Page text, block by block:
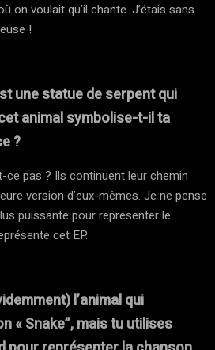
on voulait qu’il chante. J’étais sans
!
une statue de serpent qui
animal symbolise-t-il ta
?
ce pas ? Ils continuent leur chemin
version d’eux-mêmes. Je ne pense
puissante pour représenter le
cet EP.
l’animal qui
« Snake”, mais tu utilises